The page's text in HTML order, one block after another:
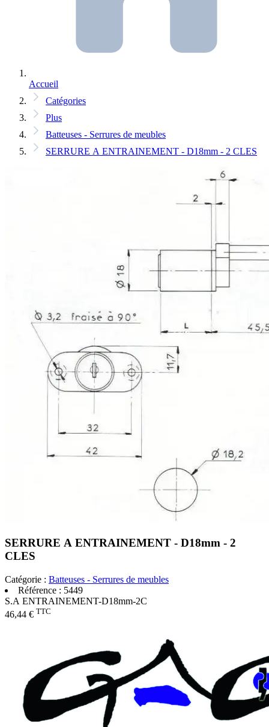
Accueil
Catégories
Plus
Batteuses - Serrures de meubles
SERRURE A ENTRAINEMENT - D18mm - 2 CLES
SERRURE A ENTRAINEMENT - D18mm - 2
CLES
Catégorie : Batteuses - Serrures de meubles
Référence : 5449
S.A ENTRAINEMENT-D18mm-2C
46,44 € TTC